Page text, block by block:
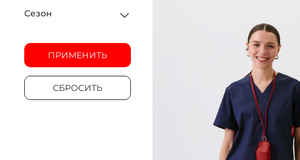
Сезон
ПРИМЕНИТЬ
СБРОСИТЬ